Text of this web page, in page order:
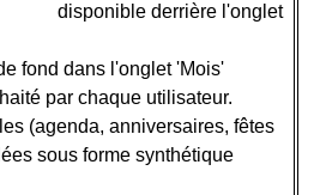
disponible derrière l'onglet
fond dans l'onglet 'Mois'
par chaque utilisateur.
(agenda, anniversaires, fêtes
sous forme synthétique